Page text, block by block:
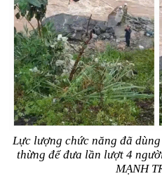
Lực lượng chức năng đã
thừng để đưa lần lượt 4
MẠNH